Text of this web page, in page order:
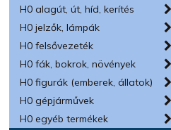
H0 alagút, út, híd, kerítés
H0 jelzők, lámpák
H0 felsővezeték
H0 fák, bokrok, növények
H0 figurák (emberek, állatok)
H0 gépjárművek
H0 egyéb termékek